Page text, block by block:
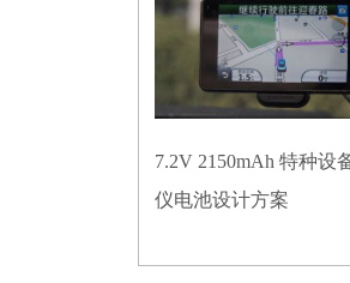
7.2V 2150mAh 特种设
仪电池设计方案